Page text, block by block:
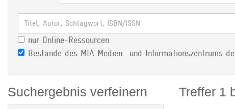
nur Online-Ressourcen
Bestände des MIA Medien- und Informationszentrums
Suchergebnis verfeinern Treffer 1